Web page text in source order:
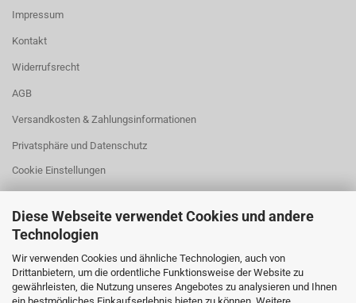
Diese Webseite verwendet Cookies und andere
Technologien
Wir verwenden Cookies und ähnliche Technologien, auch von
Drittanbietern, um die ordentliche Funktionsweise der Website zu
gewährleisten, die Nutzung unseres Angebotes zu analysieren und Ihnen
ein bestmögliches Einkaufserlebnis bieten zu können. Weitere
Impressum
Kontakt
Widerrufsrecht
AGB
Versandkosten & Zahlungsinformationen
Privatsphäre und Datenschutz
Cookie Einstellungen
HILFREICHES
Fehlmenge?